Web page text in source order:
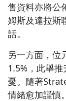
售資料亦將公
姆斯及達拉斯
話。
另一方面，位
1.5%，此舉
憂。隨著
情緒愈加謹慎